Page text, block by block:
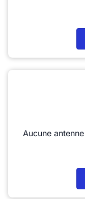
Aucune